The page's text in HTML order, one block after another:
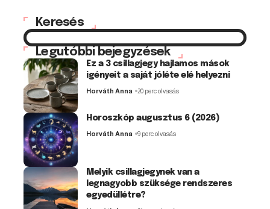
Keresés
Legutóbbi bejegyzések
Ez a 3 csillagjegy hajlamos mások
igényeit a saját jóléte elé helyezni
Horváth Anna 20 perc olvasás
Horoszkóp augusztus 6 (2026)
Horváth Anna 9 perc olvasás
Melyik csillagjegynek van a
legnagyobb szüksége rendszeres
egyedüllétre?